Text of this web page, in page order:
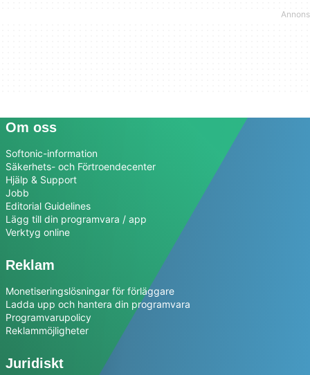
Om oss
Softonic-information
Säkerhets- och Förtroendecenter
Hjälp & Support
Jobb
Editorial Guidelines
Lägg till din programvara / app
Verktyg online
Reklam
Monetiseringslösningar för förläggare
Ladda upp och hantera din programvara
Programvarupolicy
Reklammöjligheter
Juridiskt